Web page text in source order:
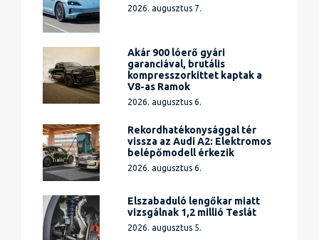
2026. augusztus 7.
Akár 900 lóerő gyári
garanciával, brutális
kompresszorkittet kaptak a
V8-as Ramok
2026. augusztus 6.
Rekordhatékonysággal tér
vissza az Audi A2: Elektromos
belépőmodell érkezik
2026. augusztus 6.
Elszabaduló lengőkar miatt
vizsgálnak 1,2 millió Teslát
2026. augusztus 5.